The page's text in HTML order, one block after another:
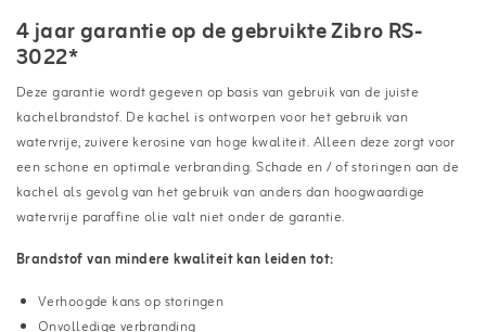
4 jaar garantie op de gebruikte Zibro RS-
3022*
Deze garantie wordt gegeven op basis van gebruik van de juiste
kachelbrandstof. De kachel is ontworpen voor het gebruik van
watervrije, zuivere kerosine van hoge kwaliteit. Alleen deze zorgt voor
een schone en optimale verbranding. Schade en / of storingen aan de
kachel als gevolg van het gebruik van anders dan hoogwaardige
watervrije paraffine olie valt niet onder de garantie.
Brandstof van mindere kwaliteit kan leiden tot:
Verhoogde kans op storingen
Onvolledige verbranding